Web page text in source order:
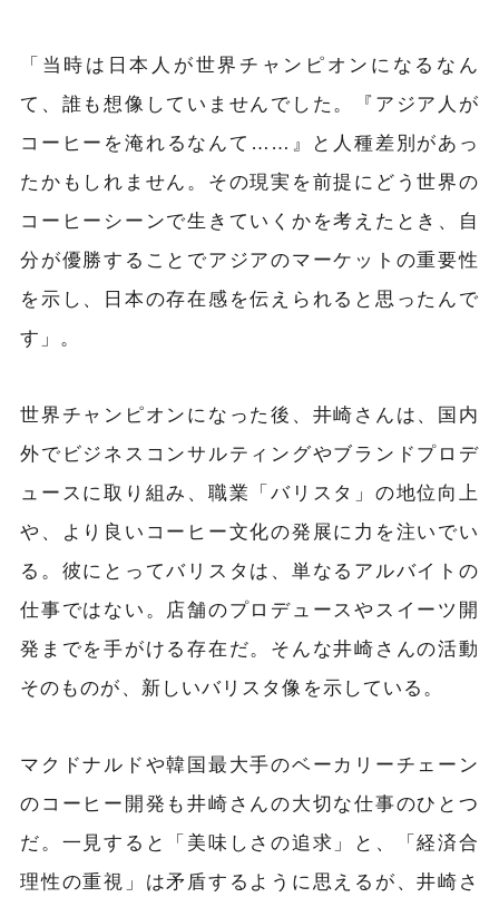
「当時は日本人が世界チャンピオンになるなん
て、誰も想像していませんでした。『アジア人が
コーヒーを淹れるなんて……』と人種差別があっ
たかもしれません。その現実を前提にどう世界の
コーヒーシーンで生きていくかを考えたとき、自
分が優勝することでアジアのマーケットの重要性
を示し、日本の存在感を伝えられると思ったんで
す」。
世界チャンピオンになった後、井崎さんは、国内
外でビジネスコンサルティングやブランドプロデ
ュースに取り組み、職業「バリスタ」の地位向上
や、より良いコーヒー文化の発展に力を注いでい
る。彼にとってバリスタは、単なるアルバイトの
仕事ではない。店舗のプロデュースやスイーツ開
発までを手がける存在だ。そんな井崎さんの活動
そのものが、新しいバリスタ像を示している。
マクドナルドや韓国最大手のベーカリーチェーン
のコーヒー開発も井崎さんの大切な仕事のひとつ
だ。一見すると「美味しさの追求」と、「経済合
理性の重視」は矛盾するように思えるが、井崎さ